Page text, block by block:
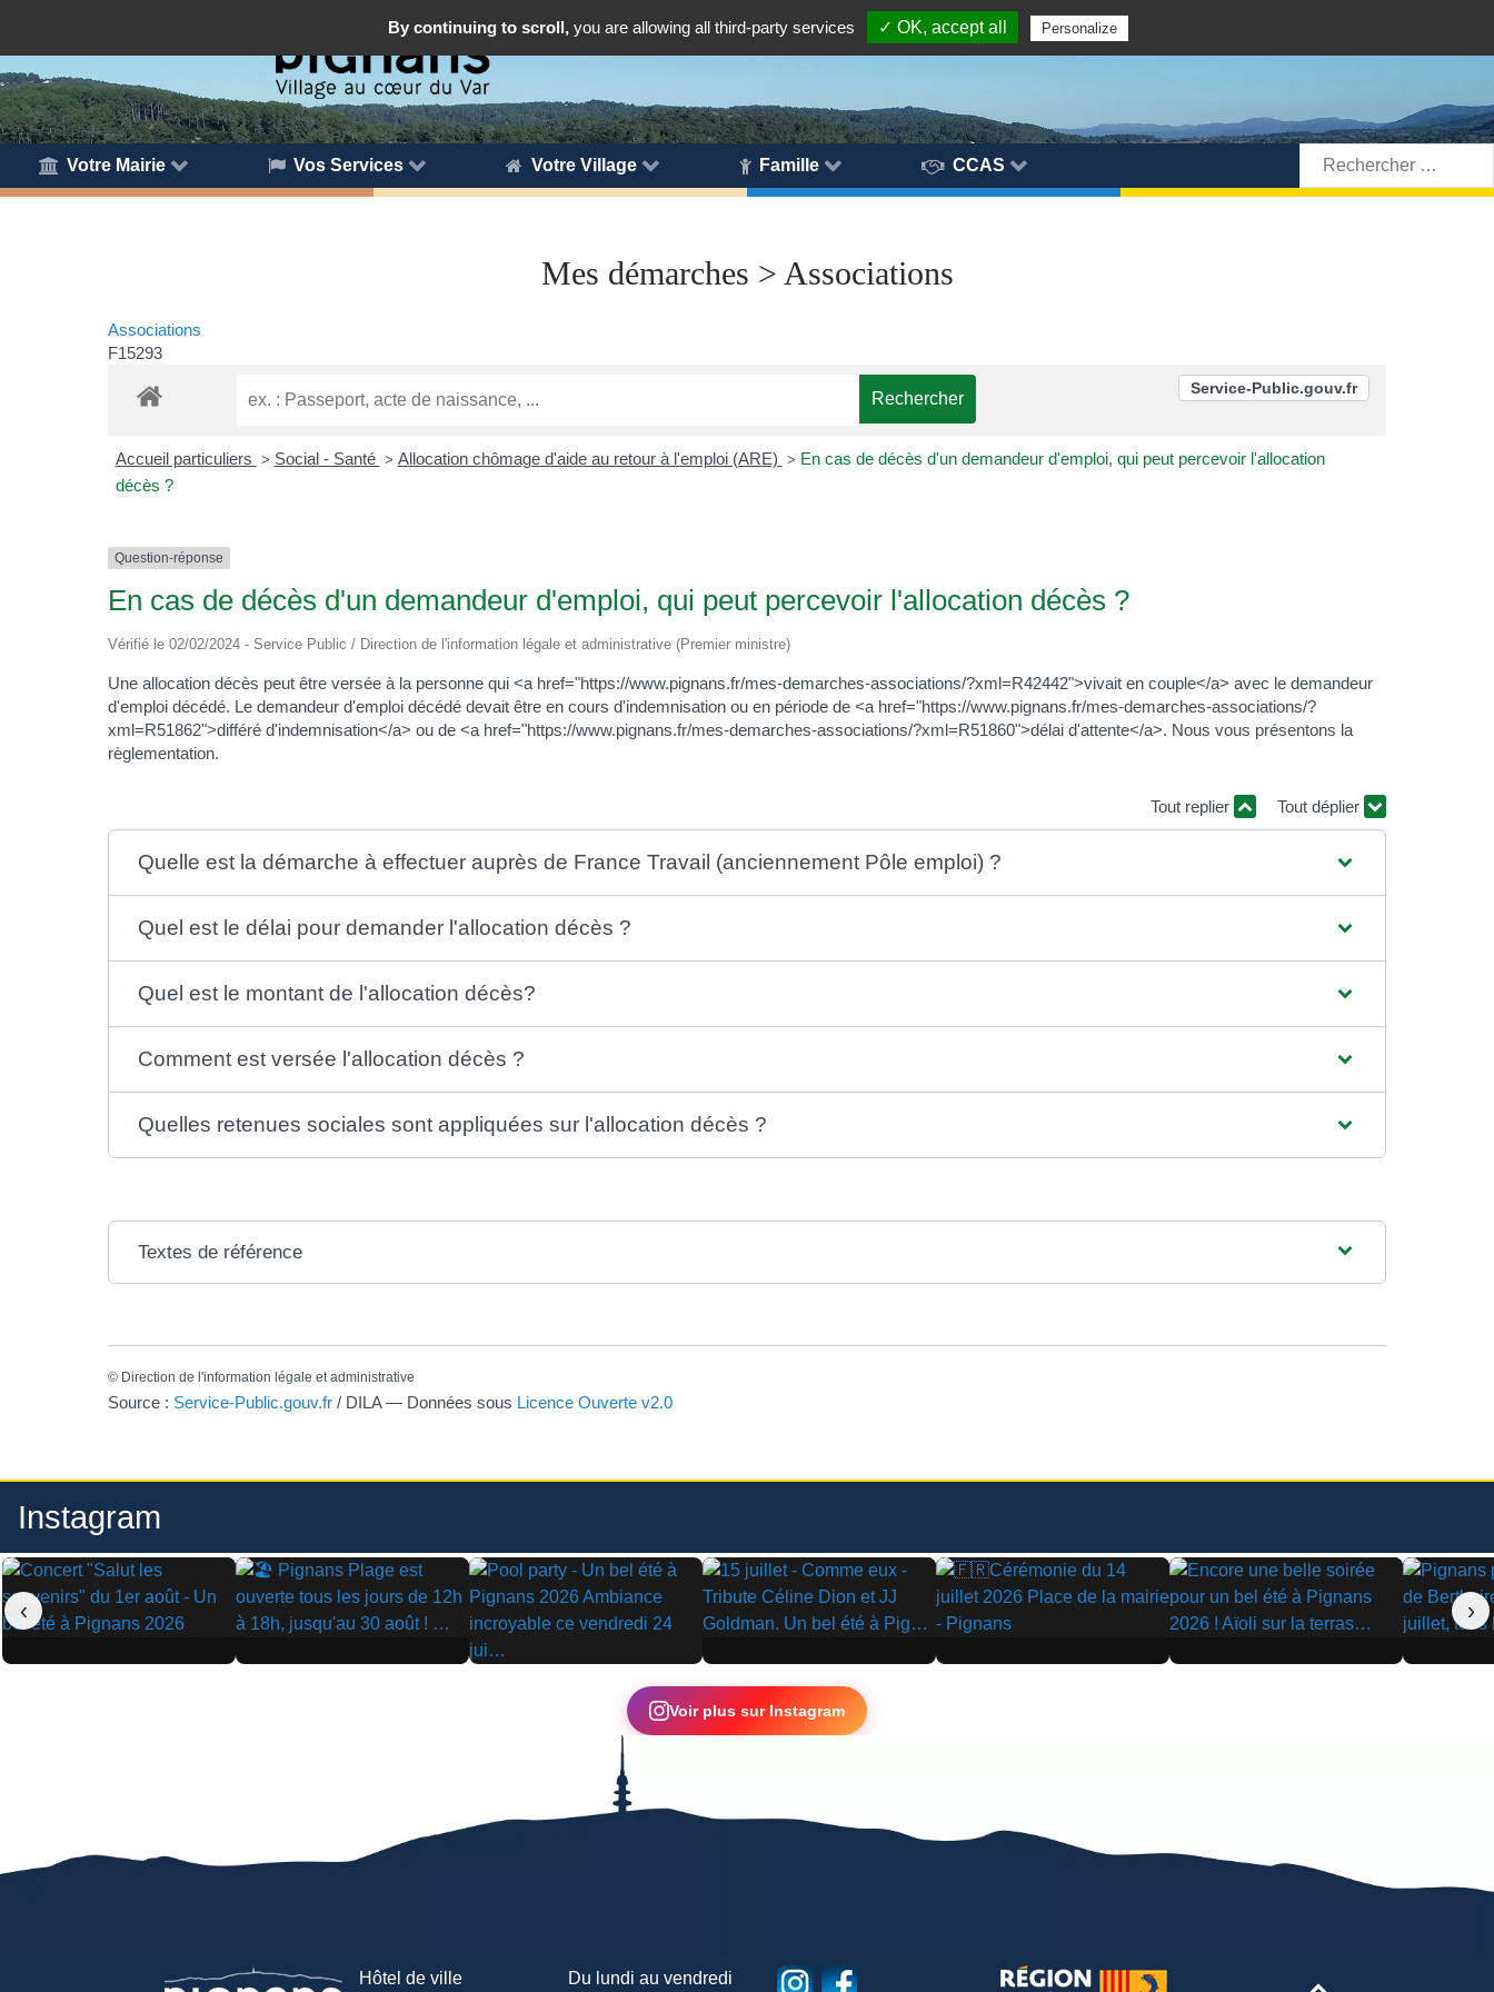
Votre Mairie Vos Services Votre Village Famille CCAS
Rechercher:
Mes démarches > Associations
Associations
F15293
Service-Public.gouv.fr
Accueil particuliers > Social - Santé > Allocation chômage d'aide au retour à l'emploi (ARE) > En cas de décès d'un demandeur d'emploi, qui peut percevoir l'allocation
décès ?
Question-réponse
En cas de décès d'un demandeur d'emploi, qui peut percevoir l'allocation décès ?
Vérifié le 02/02/2024 - Service Public / Direction de l'information légale et administrative (Premier ministre)
Une allocation décès peut être versée à la personne qui <a href="https://www.pignans.fr/mes-demarches-associations/?xml=R42442">vivait en couple</a> avec le demandeur
d'emploi décédé. Le demandeur d'emploi décédé devait être en cours d'indemnisation ou en période de <a href="https://www.pignans.fr/mes-demarches-associations/?
xml=R51862">différé d'indemnisation</a> ou de <a href="https://www.pignans.fr/mes-demarches-associations/?xml=R51860">délai d'attente</a>. Nous vous présentons la
règlementation.
Tout replier Tout déplier
Quelle est la démarche à effectuer auprès de France Travail (anciennement Pôle emploi) ?
Quel est le délai pour demander l'allocation décès ?
Quel est le montant de l'allocation décès?
Comment est versée l'allocation décès ?
Quelles retenues sociales sont appliquées sur l'allocation décès ?
Textes de référence
© Direction de l'information légale et administrative
Source : Service-Public.gouv.fr / DILA — Données sous Licence Ouverte v2.0
Instagram
▶ ▶
▶
▶ ▶ ▶ ▶
‹ ›
Voir plus sur Instagram
Hôtel de ville Du lundi au vendredi
By continuing to scroll, you are allowing all third-party services ✓ OK, accept all Personalize